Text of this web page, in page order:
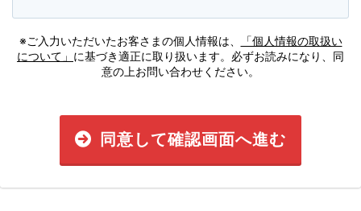
※ご入力いただいたお客さまの個人情報は、
「個人情報の取扱い
について」 に基づき適正に取り扱います。必ずお読みになり、同
意の上お問い合わせください。
同意して確認画面へ進む